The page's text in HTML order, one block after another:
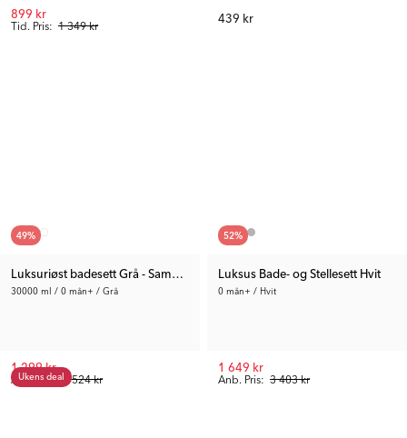
Tid. Pris: 1 349 kr
899 kr 439 kr
49%
Luksuriøst badesett Grå - Sammenleggbar badekar med badestativ
30000 ml / 0 mån+ / Grå
Anb. Pris: 2 524 kr
1 299 kr
52%
Luksus Bade- og Stellesett Hvit
0 mån+ / Hvit
Anb. Pris: 3 403 kr
1 649 kr
Ukens deal